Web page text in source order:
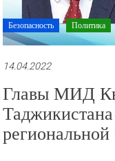
Безопасность Политика
14.04.2022
Главы МИД
региональной